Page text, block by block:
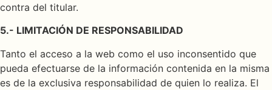
contra del titular.
5.- LIMITACIÓN DE RESPONSABILIDAD
Tanto el acceso a la web como el uso inconsentido que
pueda efectuarse de la información contenida en la misma
es de la exclusiva responsabilidad de quien lo realiza. El